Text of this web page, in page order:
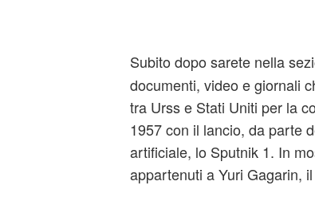
Subito dopo sarete nella
documenti, video e giornali
tra Urss e Stati Uniti per la
1957 con il lancio, da parte
artificiale, lo Sputnik 1. In
appartenuti a Yuri Gagarin,